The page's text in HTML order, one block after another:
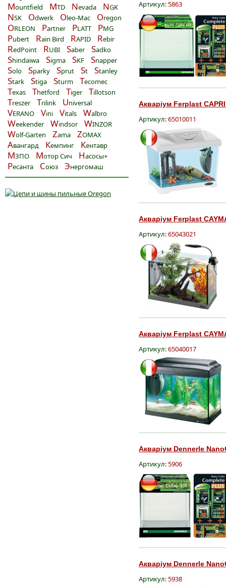
Mountfield MTD Nevada NGK
NSK Odwerk Oleo-Mac Oregon
ORLEON Partner PLATT PMG
Pubert Rain Bird RAPID Rebir
RedPoint RUBI Saber Sadko
Shindaiwa Sigma SKF Snapper
Solo Sparky Sprut St Stanley
Stark Stiga Sturm Tecomec
Texas Thetford Tiger Tillotson
Treszer Trilink Universal
VERANO Vini Vitals Walbro
Weekender Windsor WINZOR
Wolf-Garten Zama ZOMAX
Авангард Кемпинг Кентавр
МЗПО Мотор Сич Насосы+
Ресанта Союз Энергомаш
Артикул:5863
Акваріум Ferplast
Артикул:65010011
Акваріум Ferplast
Артикул:65043021
Акваріум Ferplast
Артикул:65040017
Акваріум Dennerle
Артикул:5906
Акваріум Dennerle
Артикул:5938